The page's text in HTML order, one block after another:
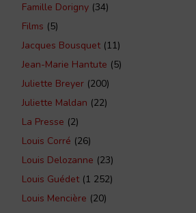
Famille Dorigny (34)
Films (5)
Jacques Bousquet(11)
Jean-Marie Hantute (5)
Juliette Breyer (200)
Juliette Maldan (22)
La Presse (2)
Louis Corré (26)
Louis Delozanne (23)
Louis Guédet(1 252)
Louis Mencière (20)